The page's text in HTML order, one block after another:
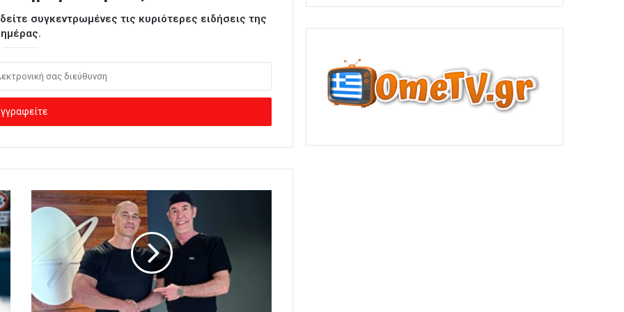
συγκεντρωμένες τις κυριότερες ειδήσεις της
ημέρας.